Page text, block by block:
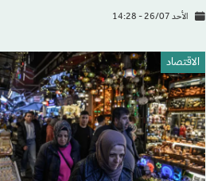
الأحد 26/07 - 14:28
الاقتصاد